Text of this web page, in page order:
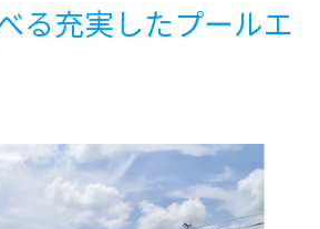
る充実したプールエ